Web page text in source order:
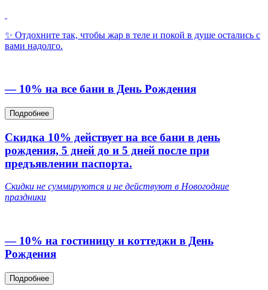
✨ Отдохните так, чтобы жар в теле и покой в душе остались с
вами надолго.
— 10% на все бани в День Рождения
Подробнее
Скидка 10% действует на все бани в день
рождения, 5 дней до и 5 дней после при
предъявлении паспорта.
Скидки не суммируются и не действуют в Новогодние
праздники
— 10% на гостиницу и коттеджи в День
Рождения
Подробнее